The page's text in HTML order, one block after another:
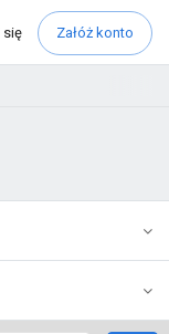
się Załóż konto